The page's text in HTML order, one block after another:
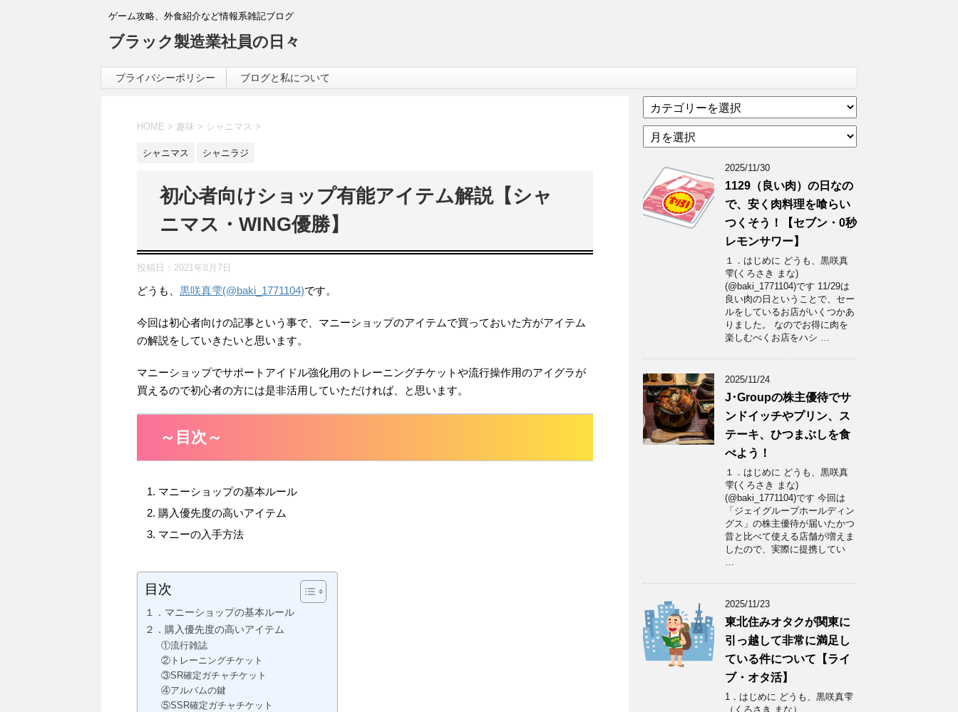
ゲーム攻略、外食紹介など情報系雑記ブログ
ブラック製造業社員の日々
プライバシーポリシー ブログと私について
HOME > 趣味 > シャニマス >
シャニマス シャニラジ
初心者向けショップ有能アイテム解説【シャ
ニマス・WING優勝】
投稿日： 2021年8月7日
どうも、 黒咲真雫(@baki_1771104)です。
今回は初心者向けの記事という事で、マニーショップのアイテムで買っておいた方がアイテム
の解説をしていきたいと思います。
マニーショップでサポートアイドル強化用のトレーニングチケットや流行操作用のアイグラが
買えるので初心者の方には是非活用していただければ、と思います。
～目次～
マニーショップの基本ルール
購入優先度の高いアイテム
マニーの入手方法
目次
１．マニーショップの基本ルール
２．購入優先度の高いアイテム
①流行雑誌
②トレーニングチケット
③SR確定ガチャチケット
④アルバムの鍵
⑤SSR確定ガチャチケット
テ
ゴ
リ
ア
ー
ブ
2025/11/30
1129（良い肉）の日なの
で、安く肉料理を喰らい
つくそう！【セブン・0秒
レモンサワー】
１．はじめに どうも、黒咲真
雫(くろさき まな)
(@baki_1771104)です 11/29は
良い肉の日ということで、セー
ルをしているお店がいくつかあ
りました。 なのでお得に肉を
楽しむべくお店をハシ …
2025/11/24
J･Groupの株主優待でサ
ンドイッチやプリン、ス
テーキ、ひつまぶしを食
べよう！
１．はじめに どうも、黒咲真
雫(くろさき まな)
(@baki_1771104)です 今回は
「ジェイグループホールディン
グス」の株主優待が届いたかつ
昔と比べて使える店舗が増えま
したので、実際に提携してい
…
2025/11/23
東北住みオタクが関東に
引っ越して非常に満足し
ている件について【ライ
ブ・オタ活】
1．はじめに どうも、黒咲真雫
（くろさき まな）